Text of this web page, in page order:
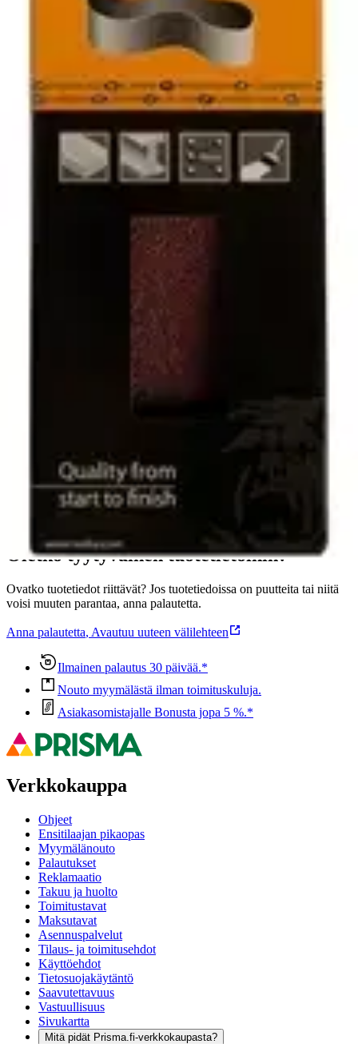
Ilmainen toimitus yli 100 €:n tilauksille
Postin pakettiautomaattiin tai
palvelupisteeseen!
Etu ei koske Suuri‑lisäpalvelulla toimitettavia tuotteita.
Tarkista myymäläsaatavuus
kehitetty kestämään kulutusta ja se sopii vaativiin nauha- ja
konehiontatehtäviin. Sopii mm. Skil 1200H- ja 1205H koneille.
Ominaisuudet
Oletko tyytyväinen tuotetietoihin?
Ovatko tuotetiedot riittävät? Jos tuotetiedoissa on puutteita tai niitä
voisi muuten parantaa, anna palautetta.
Anna palautetta, Avautuu uuteen välilehteen
Ilmainen palautus 30 päivää.*
Nouto myymälästä ilman toimituskuluja.
Asiakasomistajalle Bonusta jopa 5 %.*
Verkkokauppa
Ohjeet
Ensitilaajan pikaopas
Myymälänouto
Palautukset
Reklamaatio
Takuu ja huolto
Toimitustavat
Maksutavat
Asennuspalvelut
Tilaus- ja toimitusehdot
Käyttöehdot
Tietosuojakäytäntö
Saavutettavuus
Vastuullisuus
Sivukartta
Mitä pidät Prisma.fi-verkkokaupasta?